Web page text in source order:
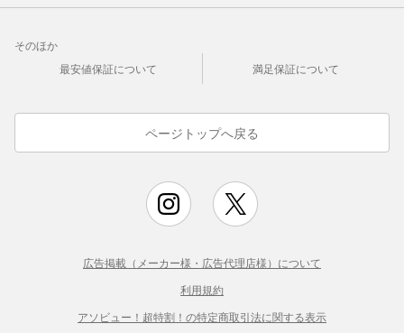
そのほか
最安値保証について
満足保証について
ページトップへ戻る
広告掲載（メーカー様・広告代理店様）について
利用規約
アソビュー！超特割！の特定商取引法に関する表示